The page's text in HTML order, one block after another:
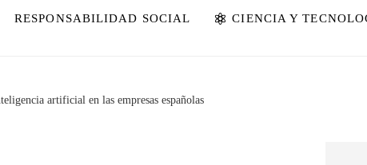
RESPONSABILIDAD SOCIAL CIENCIA Y
artificial en las empresas españolas